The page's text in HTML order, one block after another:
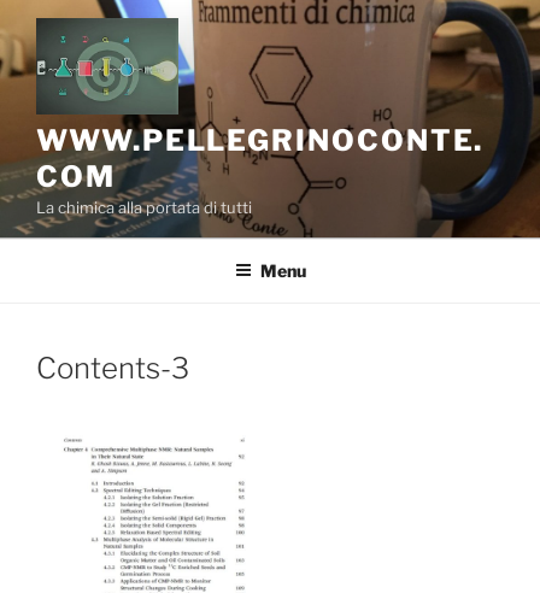
Salta
al
contenuto
WWW.PELLEGRINOCONTE.
COM
La chimica alla portata di tutti
Menu
Contents-3